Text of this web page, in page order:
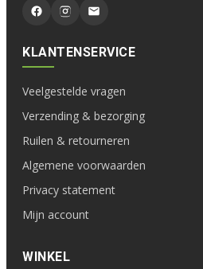
KLANTENSERVICE
Veelgestelde vragen
Verzending & bezorging
Ruilen & retourneren
Algemene voorwaarden
Privacy statement
Mijn account
WINKEL